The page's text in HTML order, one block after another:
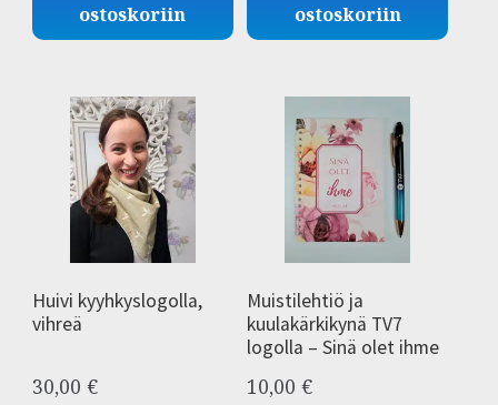
ostoskoriin
ostoskoriin
Huivi kyyhkyslogolla,
vihreä
30,00 €
Muistilehtiö ja
kuulakärkikynä TV7
logolla – Sinä olet ihme
10,00 €